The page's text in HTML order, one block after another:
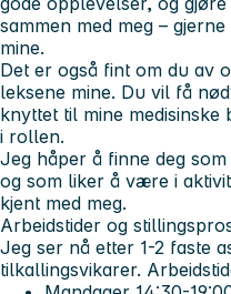
sammen med meg –
mine.
Det er også fint om du av
leksene mine. Du vil få
knyttet til mine
i rollen.
Jeg håper å finne deg
og som liker å være i
kjent med meg.
Arbeidstider og
Jeg ser nå etter 1-2 faste
tilkallingsvikarer.